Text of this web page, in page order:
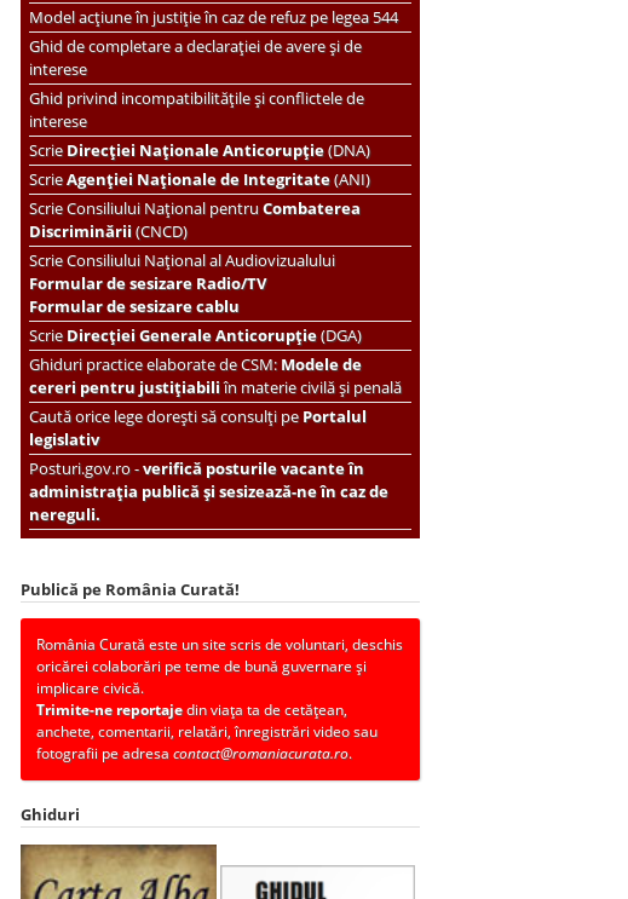
Model acțiune în justiție în caz de refuz pe legea 544
Ghid de completare a declarației de avere și de
interese
Ghid privind incompatibilitățile și conflictele de
interese
ScrieDirecției Naționale Anticorupție(DNA)
ScrieAgenției Naționale de Integritate(ANI)
ScrieConsiliului Național pentruCombaterea
Discriminării(CNCD)
Scrie Consiliului Național al Audiovizualului
Formular de sesizare Radio/TV
Formular de sesizare cablu
ScrieDirecției Generale Anticorupție(DGA)
Ghiduri practice elaborate de CSM: Modele de
cereri pentru justițiabiliîn materie civilă și penală
Caută orice lege dorești să consulți pePortalul
legislativ
Posturi.gov.ro -verifică posturile vacante în
administrația publică și sesizează-ne în caz de
nereguli.
Publică pe România Curată!
România Curată este un site scris de voluntari, deschis
oricărei colaborări pe teme de bună guvernare și
implicare civică.
Trimite-ne reportajedin viața ta de cetățean,
anchete, comentarii, relatări, înregistrări video sau
fotografii pe adresacontact@romaniacurata.ro.
Ghiduri